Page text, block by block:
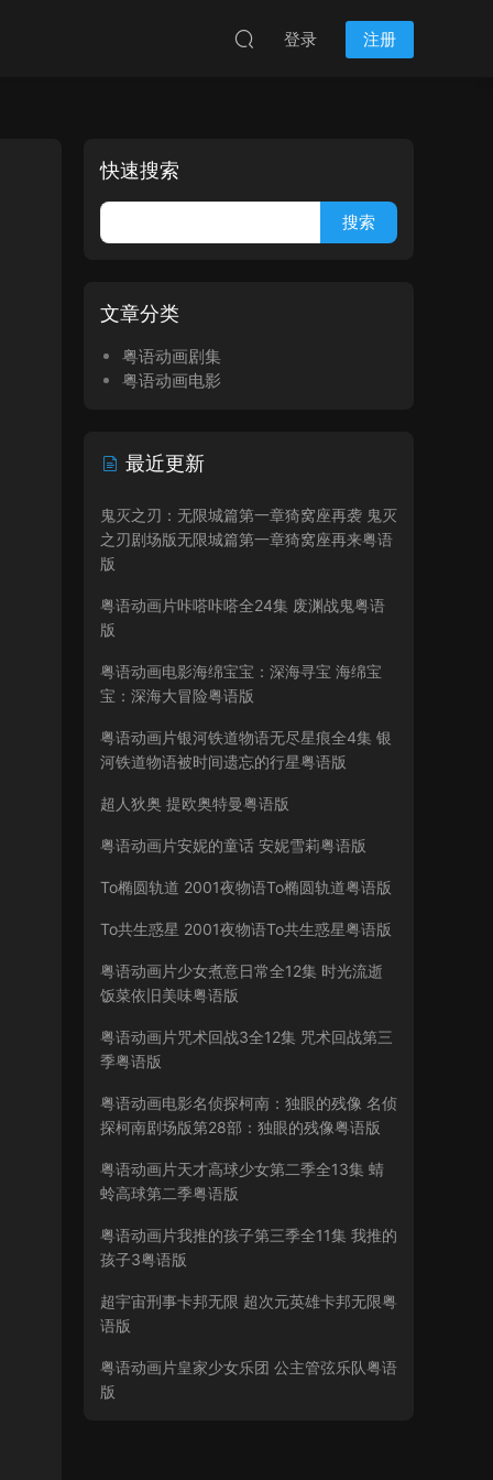
登录 注册
快速搜索
文章分类
粤语动画剧集
粤语动画电影
最近更新
鬼灭之刃：无限城篇第一章猗窝座再袭 鬼灭
之刃剧场版无限城篇第一章猗窝座再来粤语
版
粤语动画片咔嗒咔嗒全24集 废渊战鬼粤语
版
粤语动画电影海绵宝宝：深海寻宝 海绵宝
宝：深海大冒险粤语版
粤语动画片银河铁道物语无尽星痕全4集 银
河铁道物语被时间遗忘的行星粤语版
超人狄奥 提欧奥特曼粤语版
粤语动画片安妮的童话 安妮雪莉粤语版
To椭圆轨道 2001夜物语To椭圆轨道粤语版
To共生惑星 2001夜物语To共生惑星粤语版
粤语动画片少女煮意日常全12集 时光流逝
饭菜依旧美味粤语版
粤语动画片咒术回战3全12集 咒术回战第三
季粤语版
粤语动画电影名侦探柯南：独眼的残像 名侦
探柯南剧场版第28部：独眼的残像粤语版
粤语动画片天才高球少女第二季全13集 蜻
蛉高球第二季粤语版
粤语动画片我推的孩子第三季全11集 我推的
孩子3粤语版
超宇宙刑事卡邦无限 超次元英雄卡邦无限粤
语版
粤语动画片皇家少女乐团 公主管弦乐队粤语
版